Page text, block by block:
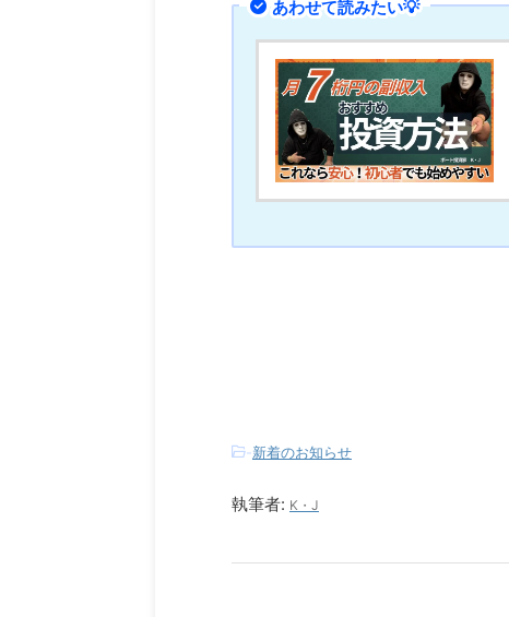
あわせて読みたい💡
-新着のお知らせ
執筆者: K・J